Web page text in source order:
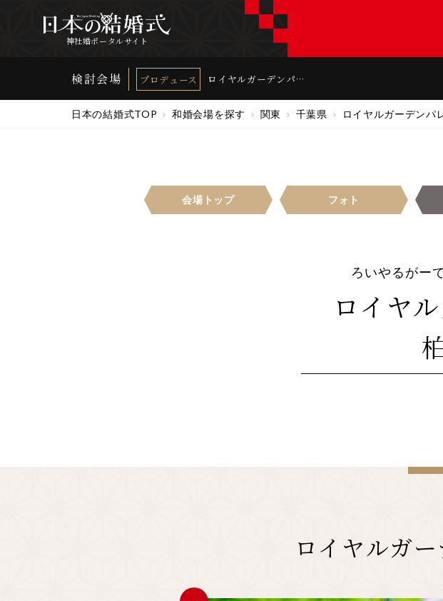
神社婚ポータルサイト
検討会場 プロデュース ロイヤルガーデンパレ
ス 柏 日本閣
日本の結婚式TOP 和婚会場を探す 関東 千葉県 ロイヤルガーデンパ
会場トップ フォト
ろいやるがー
ロイヤ
ロイヤルガ